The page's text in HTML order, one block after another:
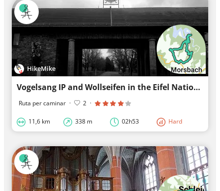
HikeMike
Vogelsang IP and Wollseifen in the Eifel National Park
Ruta per caminar · 2 ·
11,6 km 338 m 02h53 Hard